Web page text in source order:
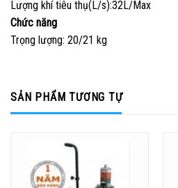
Lượng khí tiêu thụ(L/s):32L/Max
Chức năng
Trọng lượng: 20/21 kg
SẢN PHẨM TƯƠNG TỰ